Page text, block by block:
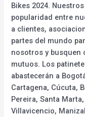
Bikes 2024.
popularidad entre
a clientes,
partes del mundo
nosotros y busquen
mutuos. Los
abastecerán a
Cartagena, Cúcuta,
Pereira, Santa
Villavicencio,